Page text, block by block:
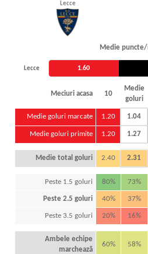
Lecce
Medie
Lecce 1.60
Meciuri acasa 10
Medie
goluri
Medie goluri marcate 1.20 1.04
Medie goluri primite 1.20 1.27
Medie total goluri 2.40 2.31
Peste 1.5 goluri 80% 73%
Peste 2.5 goluri 40% 37%
Peste 3.5 goluri 20% 16%
Ambele echipe
marchează
60% 58%